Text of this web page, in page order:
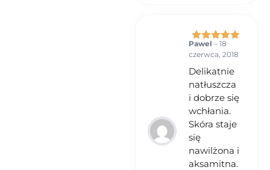
Oceniono
na 5
Pawel – 18
czerwca, 2018
Delikatnie
natłuszcza
i dobrze się
wchłania.
Skóra staje
się
nawilżona i
aksamitna.